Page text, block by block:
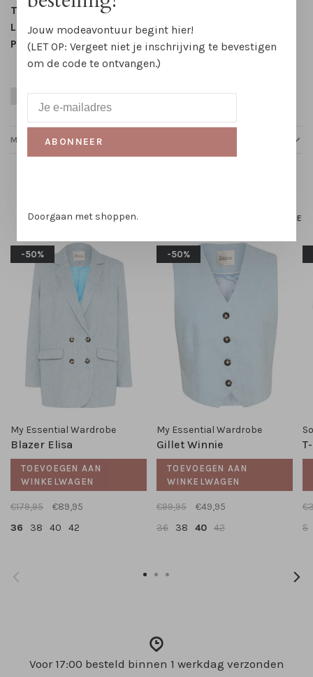
Taille:Halfhoge taille
Lengte: Lang
Patroon:Effen
Blauw Lente Party Season Zomer
MAATTABELLEN
HOMEPAGE
-50%
My Essential Wardrobe
Blazer Elisa
TOEVOEGEN AAN
WINKELWAGEN
€179,95
€89,95
36
38 40 42
-50%
My Essential Wardrobe
Gillet Winnie
TOEVOEGEN AAN
WINKELWAGEN
€99,95
€49,95
36
38 40 42
S
Voor 17:00 besteld binnen 1 werkdag verzonden
Jouw modeavontuur begint hier!
(LET OP: Vergeet niet je inschrijving te bevestigen
om de code te ontvangen.)
ABONNEER
Doorgaan met shoppen.